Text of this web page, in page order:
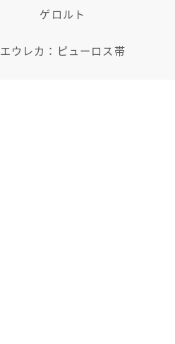
ゲロルト
エウレカ：ピューロス帯